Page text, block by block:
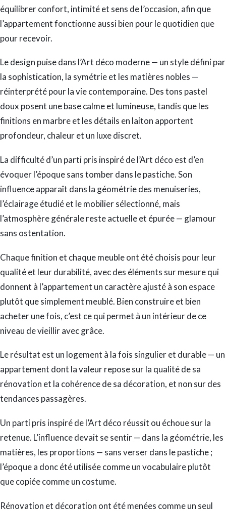
équilibrer confort, intimité et sens de l’occasion, afin que
l’appartement fonctionne aussi bien pour le quotidien que
pour recevoir.
Le design puise dans l’Art déco moderne — un style défini par
la sophistication, la symétrie et les matières nobles —
réinterprété pour la vie contemporaine. Des tons pastel
doux posent une base calme et lumineuse, tandis que les
finitions en marbre et les détails en laiton apportent
profondeur, chaleur et un luxe discret.
La difficulté d’un parti pris inspiré de l’Art déco est d’en
évoquer l’époque sans tomber dans le pastiche. Son
influence apparaît dans la géométrie des menuiseries,
l’éclairage étudié et le mobilier sélectionné, mais
l’atmosphère générale reste actuelle et épurée — glamour
sans ostentation.
Chaque finition et chaque meuble ont été choisis pour leur
qualité et leur durabilité, avec des éléments sur mesure qui
donnent à l’appartement un caractère ajusté à son espace
plutôt que simplement meublé. Bien construire et bien
acheter une fois, c’est ce qui permet à un intérieur de ce
niveau de vieillir avec grâce.
Le résultat est un logement à la fois singulier et durable — un
appartement dont la valeur repose sur la qualité de sa
rénovation et la cohérence de sa décoration, et non sur des
tendances passagères.
Un parti pris inspiré de l’Art déco réussit ou échoue sur la
retenue. L’influence devait se sentir — dans la géométrie, les
matières, les proportions — sans verser dans le pastiche ;
l’époque a donc été utilisée comme un vocabulaire plutôt
que copiée comme un costume.
Rénovation et décoration ont été menées comme un seul